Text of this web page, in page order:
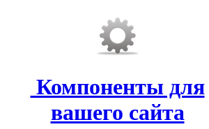
Компоненты для
вашего сайта